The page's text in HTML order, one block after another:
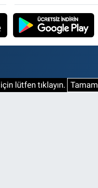
lütfen tıklayın. Tamam